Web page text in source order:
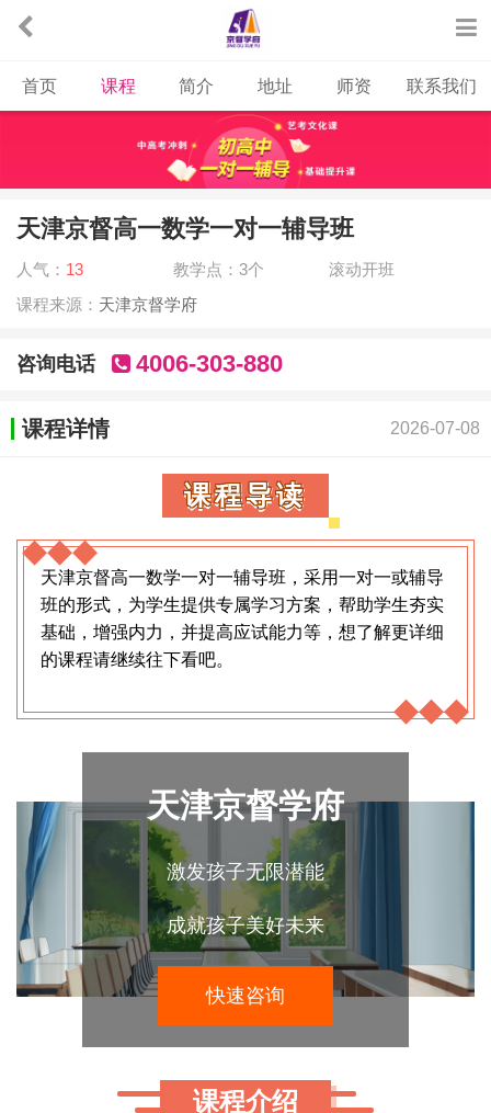
首页 课程 简介 地址 师资 联系我们
天津京督高一数学一对一辅导班
人气： 13 教学点：3个
滚动开班
课程来源： 天津京督学府
咨询电话 4006-303-880
课程详情 2026-07-08
课程导读
天津京督高一数学一对一辅导班，采用一对一或辅导
班的形式，为学生提供专属学习方案，帮助学生夯实
基础，增强内力，并提高应试能力等，想了解更详细
的课程请继续往下看吧。
天津京督学府
激发孩子无限潜能
成就孩子美好未来
快速咨询
课程介绍